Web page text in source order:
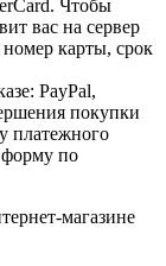
Чтобы
вас на сервер
карты, срок
PayPal,
покупки
платежного
форму по
магазине